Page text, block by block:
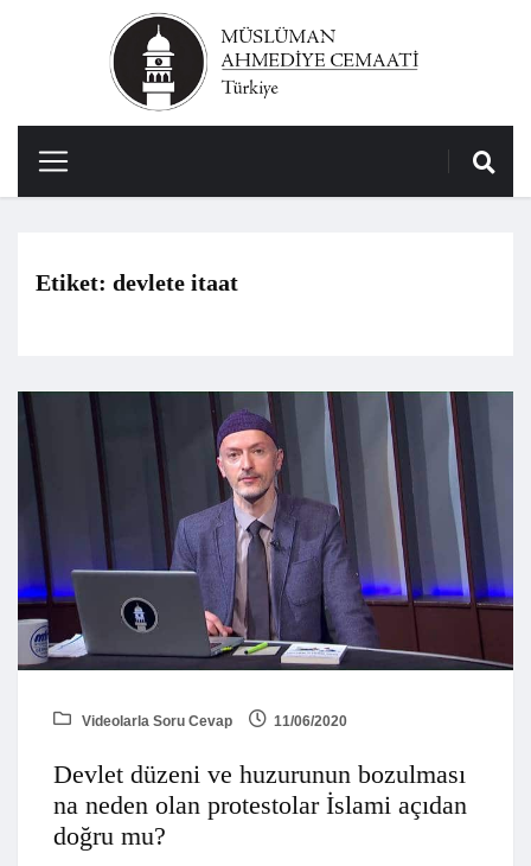
Etiket: devlete itaat
Videolarla Soru Cevap 11/06/2020
Devlet düzeni ve huzurunun bozulması
na neden olan protestolar İslami açıdan
doğru mu?